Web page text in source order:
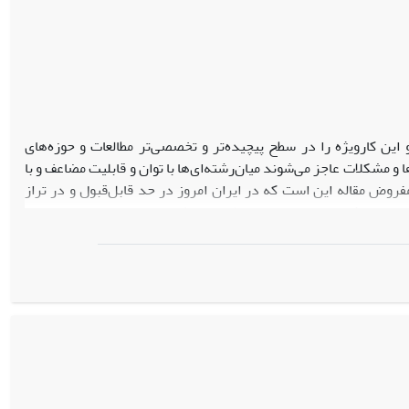
کارویژه را در سطح پیچیده‌تر و تخصصی‌تر مطالعات و حوزه‌های
عاجز می‌شوند میان‌رشته‌ای‌ها با توان و قابلیت مضاعف و با
مقاله این است که در ایران امروز در حد قابل‌قبول و در تراز
مقاله شناخت چرایی نبود نظریه و نظریه‌پرداز برجسته و در تراز
علل متعددی در سطوح مختلف دارد و این مقاله به دنبال فهم برخی
چالش‌ها و موانعِ فرهنگیِ نظریه‌پردازیِ میان‌رشته‌ای در حوزه
حوزه نظریه‌پردازیِ علوم انسانی و اجتماعی و به ویژه مطالعات
غرب‌زدگی، سنت‌زدگی و حیرت‌زدگی. در این تحقیق هم‌زمان